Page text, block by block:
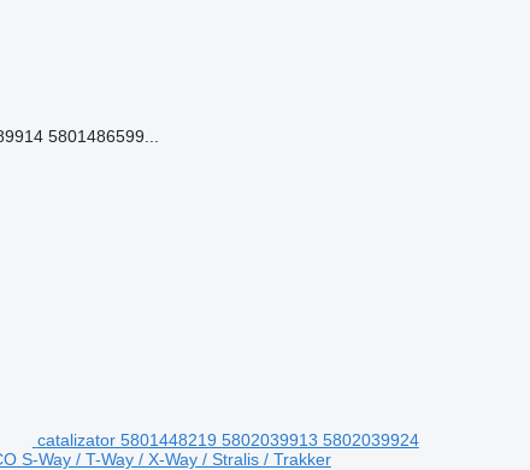
5801486599...
catalizator 5801448219 5802039913 5802039924
S-Way / T-Way / X-Way / Stralis / Trakker